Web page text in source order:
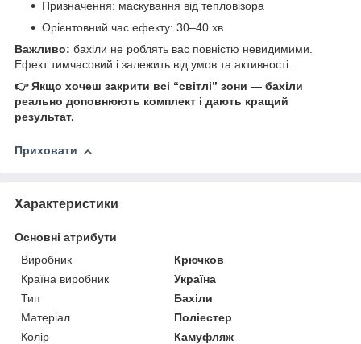
Призначення: маскування від тепловізора
Орієнтовний час ефекту: 30–40 хв
Важливо: бахіли не роблять вас повністю невидимими.
Ефект тимчасовий і залежить від умов та активності.
👉 Якщо хочеш закрити всі “світлі” зони — бахіли
реально доповнюють комплект і дають кращий
результат.
Приховати
Характеристики
Основні атрибути
Виробник
Крючков
Країна виробник
Україна
Тип
Бахіли
Матеріал
Поліестер
Колір
Камуфляж